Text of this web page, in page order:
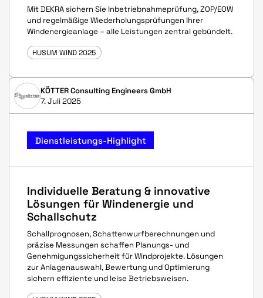
Mit DEKRA sichern Sie Inbetriebnahmeprüfung, ZOP/EOW
und regelmäßige Wiederholungsprüfungen Ihrer
Windenergieanlage – alle Leistungen zentral gebündelt.
HUSUM WIND 2025
KÖTTER Consulting Engineers GmbH
7. Juli 2025
Dienstleistungs-Highlight
Individuelle Beratung & innovative
Lösungen für Windenergie und
Schallschutz
Schallprognosen, Schattenwurfberechnungen und
präzise Messungen schaffen Planungs- und
Genehmigungssicherheit für Windprojekte. Lösungen
zur Anlagenauswahl, Bewertung und Optimierung
sichern effiziente und leise Betriebsweisen.